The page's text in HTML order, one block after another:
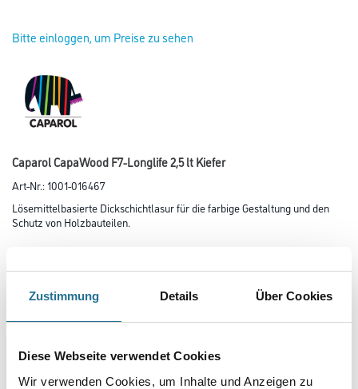
Zustimmung Details Über Cookies
Diese Webseite verwendet Cookies
Wir verwenden Cookies, um Inhalte und Anzeigen zu
Bitte einloggen, um Preise zu sehen
Caparol CapaWood F7-Longlife 2,5 lt Kiefer
Art-Nr.:1001-016467
Lösemittelbasierte Dickschichtlasur für die farbige Gestaltung und den
Schutz von Holzbauteilen.
Glanzgrad
Gebinde